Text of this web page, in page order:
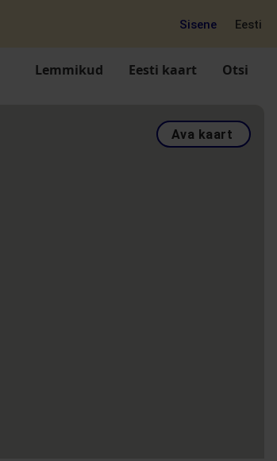
Sisene Eesti
Lemmikud Eesti kaart Otsi
Ava kaart